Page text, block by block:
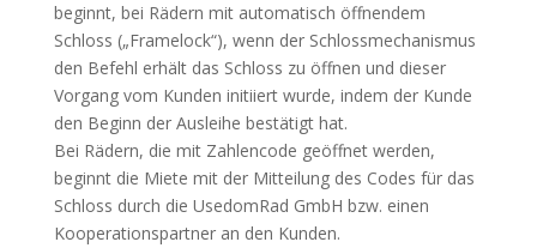
beginnt, bei Rädern mit automatisch öffnendem
Schloss („Framelock“), wenn der Schlossmechanismus
den Befehl erhält das Schloss zu öffnen und dieser
Vorgang vom Kunden initiiert wurde, indem der Kunde
den Beginn der Ausleihe bestätigt hat.
Bei Rädern, die mit Zahlencode geöffnet werden,
beginnt die Miete mit der Mitteilung des Codes für das
Schloss durch die UsedomRad GmbH bzw. einen
Kooperationspartner an den Kunden.